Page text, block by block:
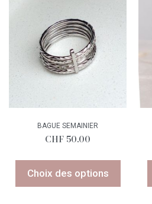
BAGUE SEMAINIER
CHF 50.00
Choix des options